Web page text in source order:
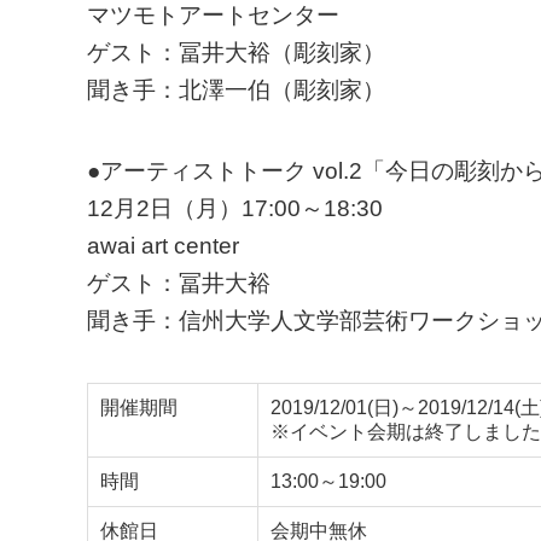
マツモトアートセンター
ゲスト：冨井大裕（彫刻家）
聞き手：北澤一伯（彫刻家）
●アーティストトーク vol.2「今日の彫刻から
12月2日（月）17:00～18:30
awai art center
ゲスト：冨井大裕
聞き手：信州大学人文学部芸術ワークショ
開催期間
2019/12/01(日)～2019/12/14(
※イベント会期は終了しました
時間 13:00～19:00
休館日 会期中無休